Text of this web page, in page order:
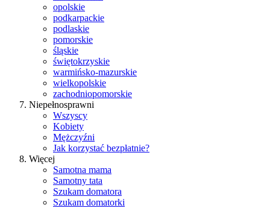
opolskie
podkarpackie
podlaskie
pomorskie
śląskie
świętokrzyskie
warmińsko-mazurskie
wielkopolskie
zachodniopomorskie
Niepełnosprawni
Wszyscy
Kobiety
Mężczyźni
Jak korzystać bezpłatnie?
Więcej
Samotna mama
Samotny tata
Szukam domatora
Szukam domatorki